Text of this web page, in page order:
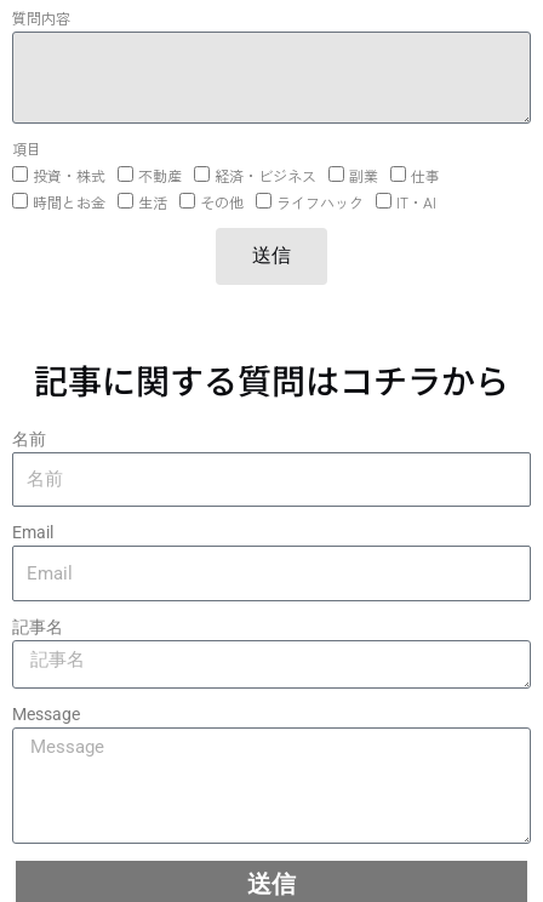
質問内容
項目
投資・株式
不動産 経済・ビジネス 副業
仕事
時間とお金
生活 その他 ライフハック IT・AI
送信
記事に関する質問はコチラから
名前
Email
記事名
Message
送信